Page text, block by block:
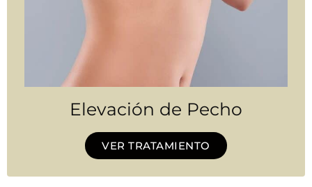
Elevación de Pecho
VER TRATAMIENTO